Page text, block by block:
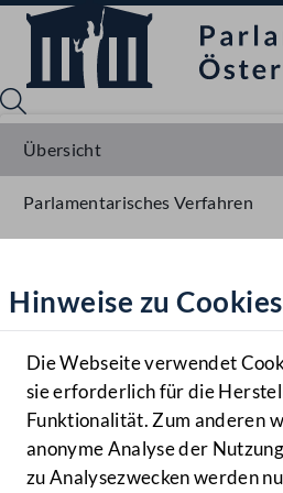
Hilfe
Benutzer
Navigationsmenü
MENÜ
Hinweise zu Cookies
Die Webseite verwendet
sie erforderlich für die
Funktionalität. Zum anderen
anonyme Analyse der
zu Analysezwecken werden
Übersicht
Parlamentarisches Verfahren
Ausschussberatungen NR
Plenarberatungen NR
Einlangen BR
Ausschussberatungen BR